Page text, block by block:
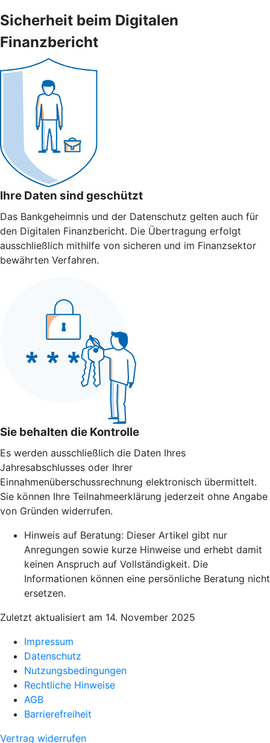
Sicherheit beim Digitalen
Finanzbericht
Ihre Daten sind geschützt
Das Bankgeheimnis und der Datenschutz gelten auch für
den Digitalen Finanzbericht. Die Übertragung erfolgt
ausschließlich mithilfe von sicheren und im Finanzsektor
bewährten Verfahren.
Sie behalten die Kontrolle
Es werden ausschließlich die Daten Ihres
Jahresabschlusses oder Ihrer
Einnahmenüberschussrechnung elektronisch übermittelt.
Sie können Ihre Teilnahmeerklärung jederzeit ohne Angabe
von Gründen widerrufen.
Hinweis auf Beratung: Dieser Artikel gibt nur
Anregungen sowie kurze Hinweise und erhebt damit
keinen Anspruch auf Vollständigkeit. Die
Informationen können eine persönliche Beratung nicht
ersetzen.
Zuletzt aktualisiert am 14. November 2025
Impressum
Datenschutz
Nutzungsbedingungen
Rechtliche Hinweise
AGB
Barrierefreiheit
Vertrag widerrufen